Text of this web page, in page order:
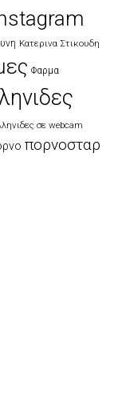
Κατερινα Στικουδη
Φαρμα
σε webcam
πορνοσταρ